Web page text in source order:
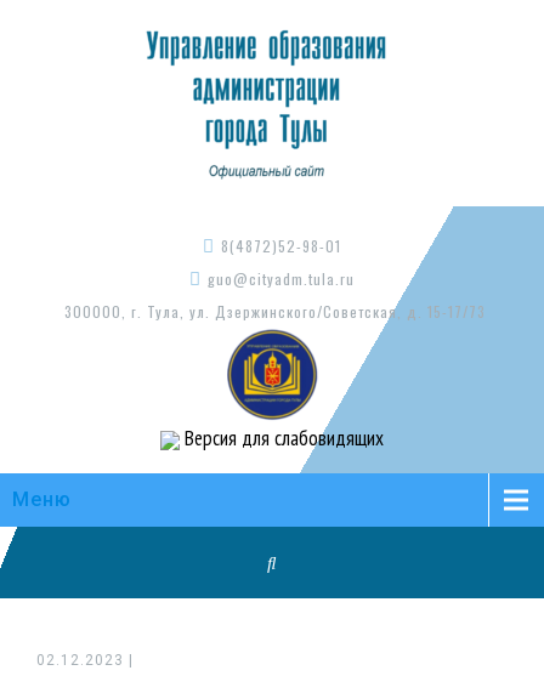
8(4872)52-98-01
guo@cityadm.tula.ru
300000, г. Тула, ул. Дзержинского/Советская, д. 15-17/73
Версия для слабовидящих
Меню
02.12.2023